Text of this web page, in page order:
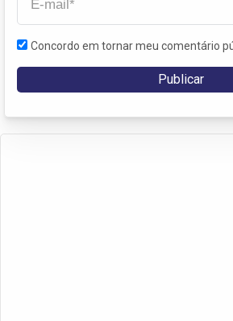
Concordo em tornar meu comentário